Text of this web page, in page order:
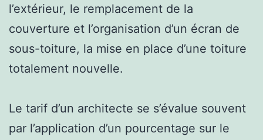
l’extérieur, le remplacement de la
couverture et l’organisation d’un écran de
sous-toiture, la mise en place d’une toiture
totalement nouvelle.
Le tarif d’un architecte se s’évalue souvent
par l’application d’un pourcentage sur le